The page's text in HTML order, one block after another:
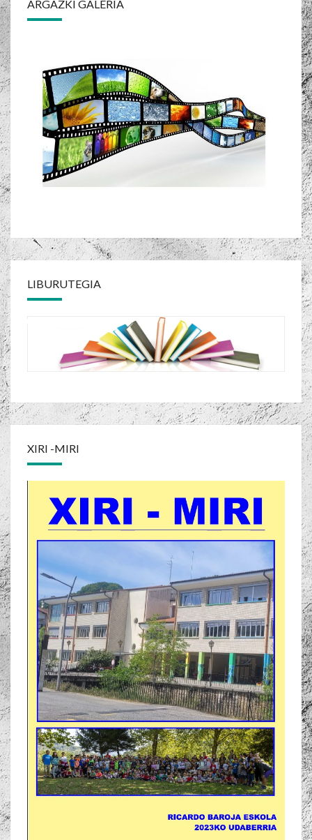
ARGAZKI GALERIA
LIBURUTEGIA
XIRI -MIRI